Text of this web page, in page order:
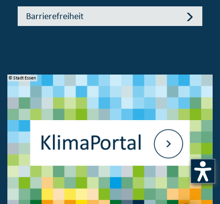
Barrierefreiheit
© Stadt Essen